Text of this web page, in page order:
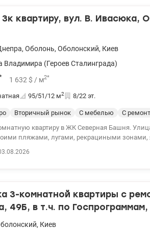
квартиру, вул. В. Ивасюка,
, Оболонь, Оболонский, Киев
Владимира (Героев Сталинграда)
1 632 $ / м2*
95/51/12 м2 8/22 эт.
Вторичный рынок С мебелью С
квартиру в ЖК Северная Башня. Улица
пляжами, лугами, рекрациными зонами,
место для своего авто. Общая площадь
спален. Также есть отдельный туалет и
жилое состояние. Звоните и приходите на
3-комнатной квартиры с
49Б, в т.ч. по
, Киев